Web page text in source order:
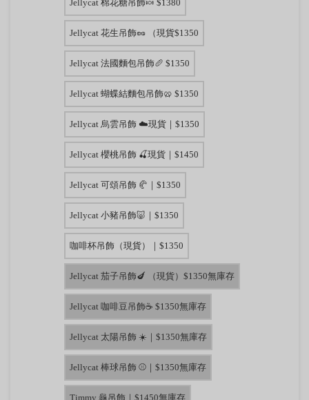
Jellycat 棉花糖吊飾🍬 $1380
Jellycat 花生吊飾🥜 （現貨$1350
Jellycat 法國麵包吊飾🥖 $1350
Jellycat 蝴蝶結麵包吊飾🥨 $1350
Jellycat 烏雲吊飾 ☁️現貨｜$1350
Jellycat 櫻桃吊飾 🍒現貨｜$1450
Jellycat 可頌吊飾 🥐｜$1350
Jellycat 小豬吊飾🐷｜$1350
咖啡杯吊飾（現貨）｜$1350
Jellycat 茄子吊飾🍆 （現貨）$1350無庫存
Jellycat 咖啡豆吊飾☕ $1350無庫存
Jellycat 太陽吊飾 ☀️｜$1350無庫存
Jellycat 棒球吊飾 ⚾｜$1350無庫存
Timmy 龜吊飾｜$1450無庫存